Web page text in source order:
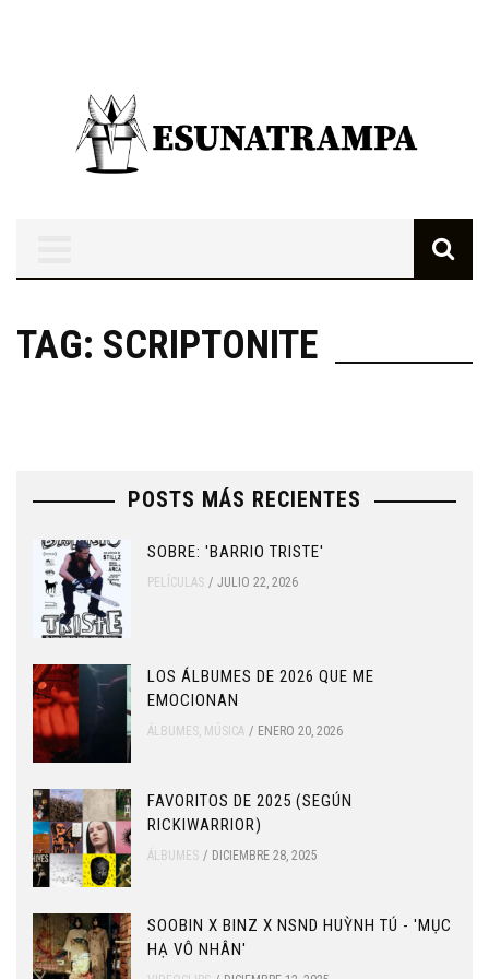
TAG: SCRIPTONITE
POSTS MÁS RECIENTES
SOBRE: 'BARRIO TRISTE'
PELÍCULAS JULIO 22, 2026
LOS ÁLBUMES DE 2026 QUE ME
EMOCIONAN
ÁLBUMES, MÚSICA ENERO 20, 2026
FAVORITOS DE 2025 (SEGÚN
RICKIWARRIOR)
ÁLBUMES DICIEMBRE 28, 2025
SOOBIN X BINZ X NSND HUỲNH TÚ - 'MỤC
HẠ VÔ NHÂN'